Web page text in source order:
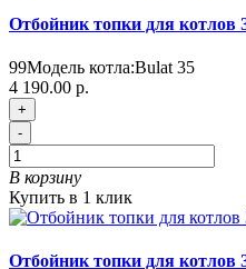
Отбойник топки для котлов
99Модель котла:Bulat 35
4 190.00 р.
+
-
В корзину
Купить в 1 клик
Отбойник топки для котлов